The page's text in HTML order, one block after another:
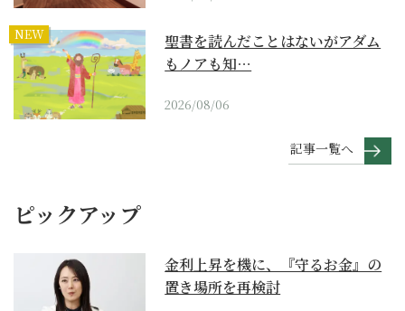
NEW
聖書を読んだことはないがアダム
もノアも知…
2026/08/06
記事一覧へ
ピックアップ
金利上昇を機に、『守るお金』の
置き場所を再検討